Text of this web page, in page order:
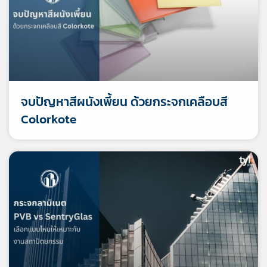
จบปัญหาสีผนังเพี้ยน ด้วยกระจกเคลือบสี
Colorkote